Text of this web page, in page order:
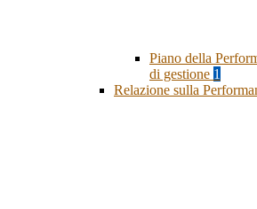
Piano della
di gestione 1
Relazione sulla